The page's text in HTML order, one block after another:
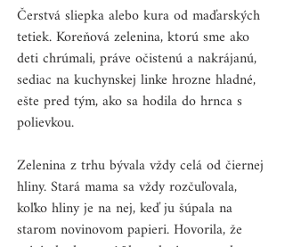
Čerstvá sliepka alebo kura od maďarských
tetiek. Koreňová zelenina, ktorú sme ako
deti chrúmali, práve očistenú a nakrájanú,
sediac na kuchynskej linke hrozne hladné,
ešte pred tým, ako sa hodila do hrnca s
polievkou.
Zelenina z trhu bývala vždy celá od čiernej
hliny. Stará mama sa vždy rozčuľovala,
koľko hliny je na nej, keď ju šúpala na
starom novinovom papieri. Hovorila, že